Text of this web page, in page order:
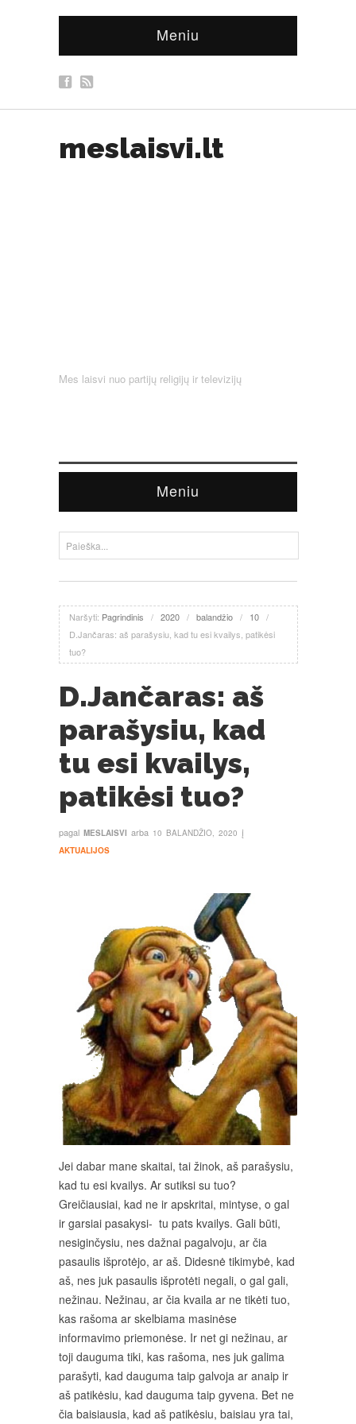
Meniu
meslaisvi.lt
Mes laisvi nuo partijų religijų ir televizijų
Meniu
Naršyti: Pagrindinis / 2020 / balandžio / 10 /
D.Jančaras: aš parašysiu, kad tu esi kvailys, patikėsi
tuo?
D.Jančaras: aš
parašysiu, kad
tu esi kvailys,
patikėsi tuo?
pagal MESLAISVI arba 10 BALANDŽIO, 2020 į
AKTUALIJOS
Jei dabar mane skaitai, tai žinok, aš parašysiu,
kad tu esi kvailys. Ar sutiksi su tuo?
Greičiausiai, kad ne ir apskritai, mintyse, o gal
ir garsiai pasakysi- tu pats kvailys. Gali būti,
nesiginčysiu, nes dažnai pagalvoju, ar čia
pasaulis išprotėjo, ar aš. Didesnė tikimybė, kad
aš, nes juk pasaulis išprotėti negali, o gal gali,
nežinau. Nežinau, ar čia kvaila ar ne tikėti tuo,
kas rašoma ar skelbiama masinėse
informavimo priemonėse. Ir net gi nežinau, ar
toji dauguma tiki, kas rašoma, nes juk galima
parašyti, kad dauguma taip galvoja ar anaip ir
aš patikėsiu, kad dauguma taip gyvena. Bet ne
čia baisiausia, kad aš patikėsiu, baisiau yra tai,